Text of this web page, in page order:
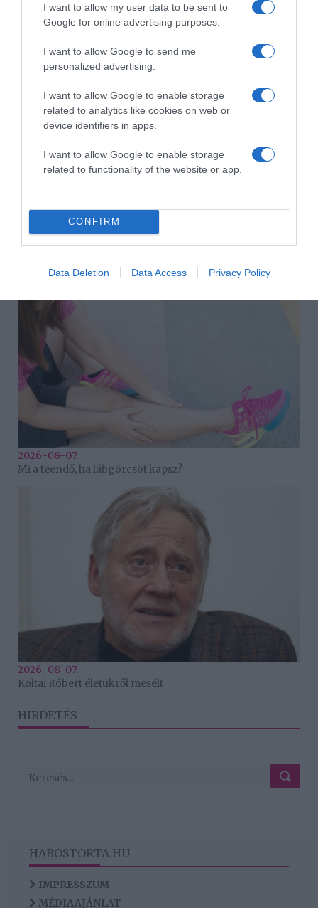
I want to allow my user data to be sent to
Google for online advertising purposes.
I want to allow Google to send me
personalized advertising.
I want to allow Google to enable storage
related to analytics like cookies on web or
device identifiers in apps.
I want to allow Google to enable storage
related to functionality of the website or app.
CONFIRM
Data Deletion Data Access Privacy Policy
2026-08-07.
Túlzott félelem a közös jövőtől – hogyan kerüld el egy új
2026-08-07.
Mi a teendő, ha lábgörcsöt kapsz?
2026-08-07.
Koltai Róbert életükről mesélt
HIRDETÉS
HABOSTORTA.HU
IMPRESSZUM
MÉDIAAJÁNLAT